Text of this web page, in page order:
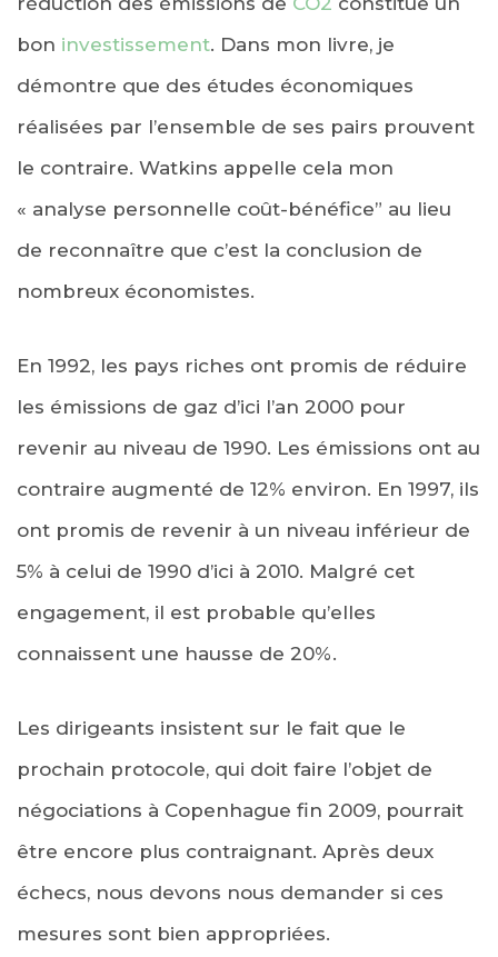
bon investissement. Dans mon livre, je
démontre que des études économiques
réalisées par l’ensemble de ses pairs prouvent
le contraire. Watkins appelle cela mon
« analyse personnelle coût-bénéfice” au lieu
de reconnaître que c’est la conclusion de
nombreux économistes.
En 1992, les pays riches ont promis de réduire
les émissions de gaz d’ici l’an 2000 pour
revenir au niveau de 1990. Les émissions ont au
contraire augmenté de 12% environ. En 1997, ils
ont promis de revenir à un niveau inférieur de
5% à celui de 1990 d’ici à 2010. Malgré cet
engagement, il est probable qu’elles
connaissent une hausse de 20%.
Les dirigeants insistent sur le fait que le
prochain protocole, qui doit faire l’objet de
négociations à Copenhague fin 2009, pourrait
être encore plus contraignant. Après deux
échecs, nous devons nous demander si ces
mesures sont bien appropriées.